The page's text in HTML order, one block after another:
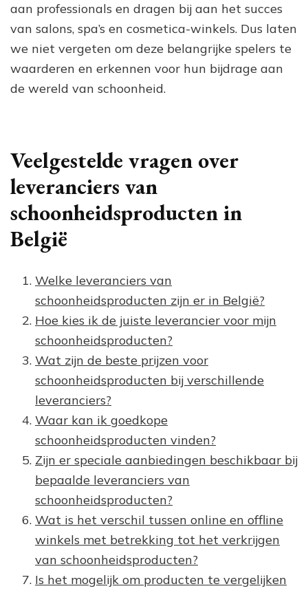
aan professionals en dragen bij aan het succes
van salons, spa’s en cosmetica-winkels. Dus laten
we niet vergeten om deze belangrijke spelers te
waarderen en erkennen voor hun bijdrage aan
de wereld van schoonheid.
Veelgestelde vragen over
leveranciers van
schoonheidsproducten in
België
Welke leveranciers van
schoonheidsproducten zijn er in België?
Hoe kies ik de juiste leverancier voor mijn
schoonheidsproducten?
Wat zijn de beste prijzen voor
schoonheidsproducten bij verschillende
leveranciers?
Waar kan ik goedkope
schoonheidsproducten vinden?
Zijn er speciale aanbiedingen beschikbaar bij
bepaalde leveranciers van
schoonheidsproducten?
Wat is het verschil tussen online en offline
winkels met betrekking tot het verkrijgen
van schoonheidsproducten?
Is het mogelijk om producten te vergelijken